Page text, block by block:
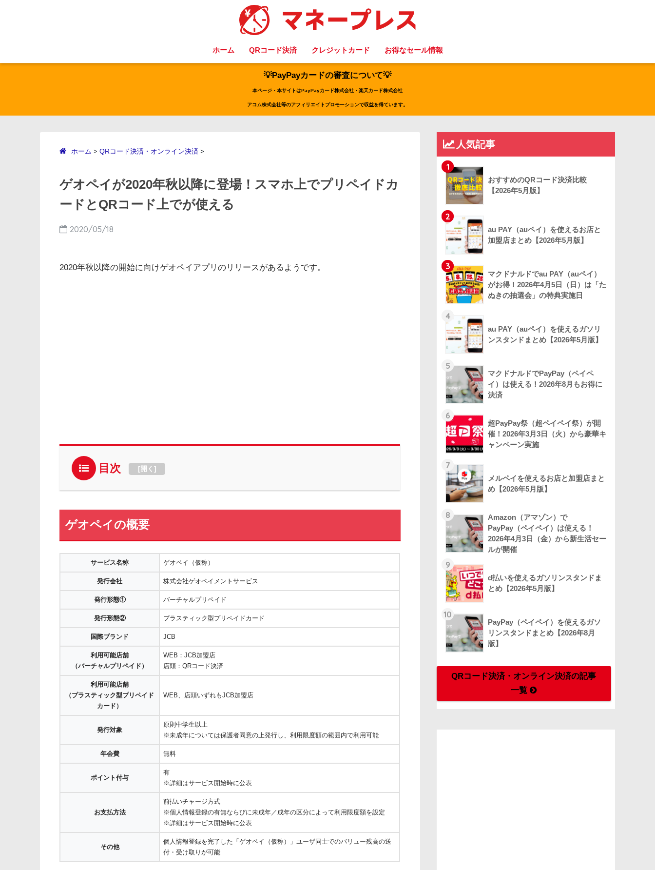
ホーム QRコード決済 クレジットカード お得なセール情報
💡PayPayカードの審査について💡
本ページ・本サイトはPayPayカード株式会社・楽天カード株式会社
アコム株式会社等のアフィリエイトプロモーションで収益を得ています。
ホーム > QRコード決済・オンライン決済 >
ゲオペイが2020年秋以降に登場！スマホ上でプリペイドカ
ードとQRコード上でが使える
2020/05/18
2020年秋以降の開始に向けゲオペイアプリのリリースがあるようです。
目次 [開く ]
ゲオペイの概要
サービス名称 ゲオペイ（仮称）
発行会社 株式会社ゲオペイメントサービス
発行形態① バーチャルプリペイド
発行形態② プラスティック型プリペイドカード
国際ブランド JCB
利用可能店舗
（バーチャルプリペイド）
WEB：JCB加盟店
店頭：QRコード決済
利用可能店舗
（プラスティック型プリペイド
カード）
WEB、店頭いずれもJCB加盟店
発行対象
原則中学生以上
※未成年については保護者同意の上発行し、利用限度額の範囲内で利用可能
年会費 無料
ポイント付与
有
※詳細はサービス開始時に公表
お支払方法
前払いチャージ方式
※個人情報登録の有無ならびに未成年／成年の区分によって利用限度額を設定
※詳細はサービス開始時に公表
その他
個人情報登録を完了した「ゲオペイ（仮称）」ユーザ同士でのバリュー残高の送
付・受け取りが可能
人気記事
1
おすすめのQRコード決済比較
【2026年5月版】
2
au PAY（auペイ）を使えるお店と
加盟店まとめ【2026年5月版】
3
マクドナルドでau PAY（auペイ）
がお得！2026年4月5日（日）は「た
ぬきの抽選会」の特典実施日
4
au PAY（auペイ）を使えるガソリ
ンスタンドまとめ【2026年5月版】
5
マクドナルドでPayPay（ペイペ
イ）は使える！2026年8月もお得に
決済
6
超PayPay祭（超ペイペイ祭）が開
催！2026年3月3日（火）から豪華キ
ャンペーン実施
7
メルペイを使えるお店と加盟店まと
め【2026年5月版】
8
Amazon（アマゾン）で
PayPay（ペイペイ）は使える！
2026年4月3日（金）から新生活セー
ルが開催
9
d払いを使えるガソリンスタンドま
とめ【2026年5月版】
10
PayPay（ペイペイ）を使えるガソ
リンスタンドまとめ【2026年8月
版】
QRコード決済・オンライン決済の記事
一覧